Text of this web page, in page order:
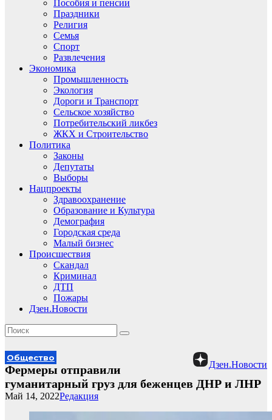
Пособия и пенсии
Праздники
Религия
Семья
Спорт
Развлечения
Экономика
Промышленность
Экология
Дороги и Транспорт
Сельское хозяйство
Потребительский ликбез
ЖКХ и Строительство
Политика
Законы
Депутаты
Выборы
Нацпроекты
Здравоохранение
Образование и Культура
Демография
Городская среда
Малый бизнес
Происшествия
Скандал
Криминал
ДТП
Пожары
Дзен.Новости
Дзен.Новости
Общество
Фермеры отправили
гуманитарный груз для беженцев ДНР и ЛНР
Редакция
Май 14, 2022